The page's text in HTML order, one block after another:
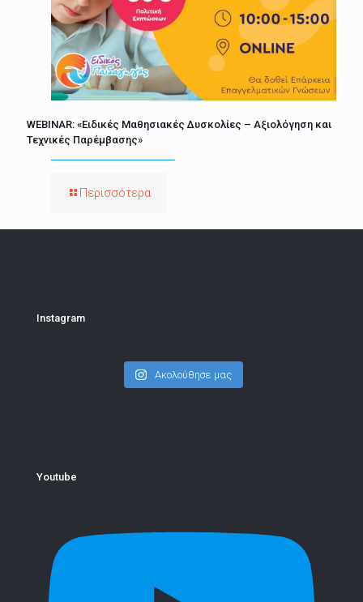
WEBINAR: «Ειδικές Μαθησιακές Δυσκολίες – Αξιολόγηση και
Τεχνικές Παρέμβασης»
Περισσότερα
Instagram
Ακολούθησε μας
Youtube